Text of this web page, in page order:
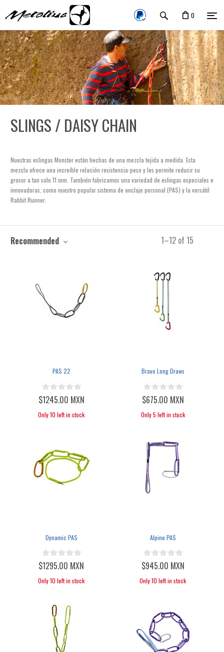
0
SLINGS / DAISY CHAIN
Nuestras eslingas Monster están hechas de una mezcla tejida a medida. Esta
mezcla ofrece una increíble relación resistencia-peso y les permite reducir su
grosor a tan solo 11 mm. También fabricamos una variedad de eslingas especiales e
innovadoras, como nuestro popular sistema de anclaje personal (PAS) y la versátil
Rabbit Runner.
1–12 of 15
Recommended
PAS 22
$1245.00 MXN
Only 10 left in stock
Bravo Long Draws
$675.00 MXN
Only 5 left in stock
Dynamic PAS
$1295.00 MXN
Only 10 left in stock
Alpine PAS
$945.00 MXN
Only 10 left in stock